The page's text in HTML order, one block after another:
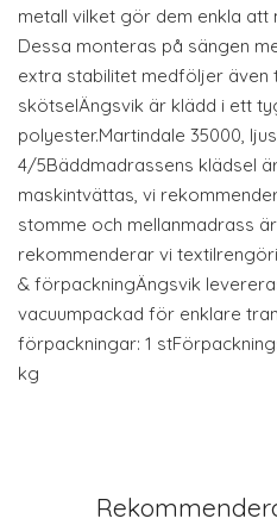
metall vilket gör dem enkla att
Dessa monteras på sängen
extra stabilitet medföljer även
skötselÄngsvik är klädd i ett
polyester.Martindale 35000,
4/5Bäddmadrassens klädsel
maskintvättas, vi
stomme och mellanmadrass
rekommenderar vi
& förpackningÄngsvik
vacuumpackad för enklare
förpackningar: 1
kg